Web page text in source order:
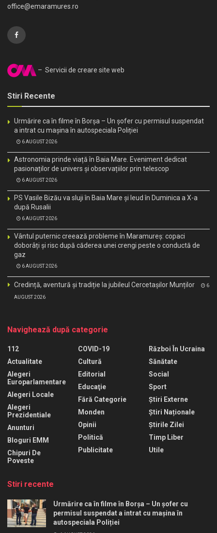
office@emaramures.ro
– Servicii de creare site web
Stiri Recente
Urmărire ca în filme în Borșa – Un șofer cu permisul suspendat
a intrat cu mașina în autospeciala Poliției
6 AUGUST 2026
Astronomia prinde viață în Baia Mare. Eveniment dedicat
pasionaților de univers și observațiilor prin telescop
6 AUGUST 2026
PS Vasile Bizău va sluji în Baia Mare și Ieud în Duminica a X-a
după Rusalii
6 AUGUST 2026
Vântul puternic creează probleme în Maramureș: copaci
doborâți și risc după căderea unei crengi peste o conductă de
gaz
6 AUGUST 2026
Credință, aventură și tradiție la jubileul Cercetașilor Munților 6
AUGUST 2026
Navighează după categorie
112
Actualitate
Alegeri
Europarlamentare
Alegeri Locale
Alegeri
Prezidentiale
Anunturi
Bloguri EMM
Chipuri De
Poveste
COVID-19
Cultură
Editorial
Educaţie
Fără Categorie
Monden
Opinii
Politică
Publicitate
Război În Ucraina
Sănătate
Social
Sport
Știri Externe
Știri Naționale
Știrile Zilei
Timp Liber
Utile
Stiri recente
Urmărire ca în filme în Borșa – Un șofer cu
permisul suspendat a intrat cu mașina în
autospeciala Poliției